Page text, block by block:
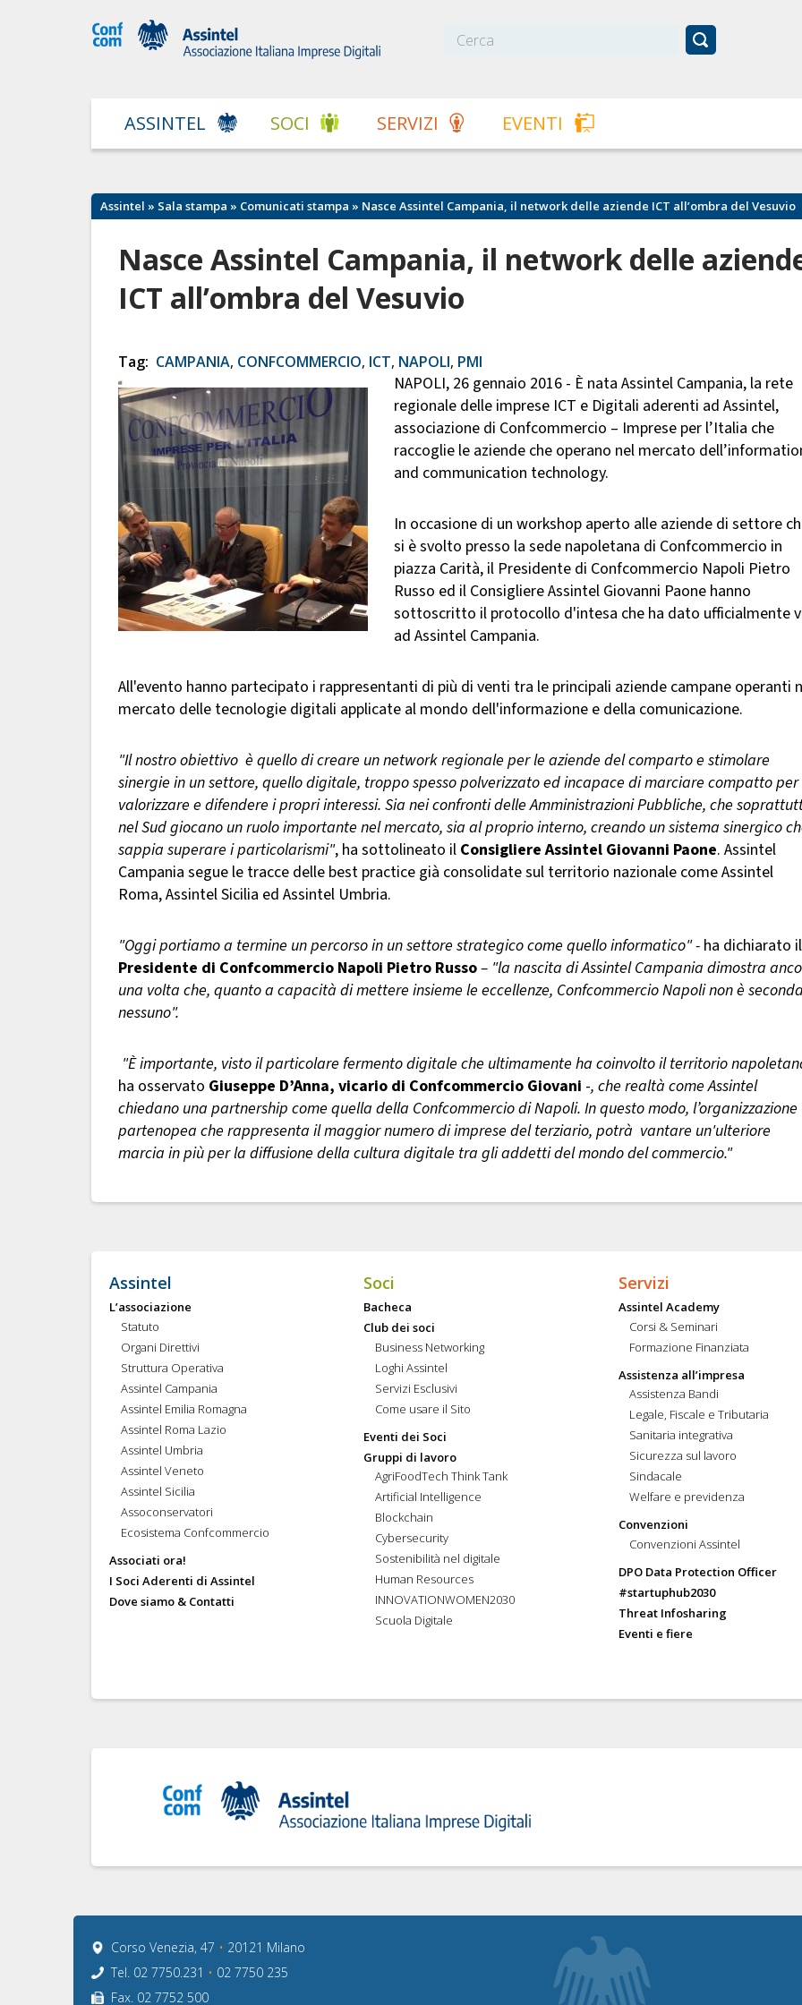
ASSINTEL SOCI SERVIZI EVENTI
Assintel » Sala stampa » Comunicati stampa » Nasce Assintel Campania, il network delle aziende ICT all’ombra del Vesuvio
Nasce Assintel Campania, il network delle
ICT all’ombra del Vesuvio
Tag: CAMPANIA, CONFCOMMERCIO, ICT, NAPOLI, PMI
NAPOLI, 26 gennaio 2016 - È nata Assintel Campania, la rete
regionale delle imprese ICT e Digitali aderenti ad Assintel,
associazione di Confcommercio – Imprese per l’Italia che
raccoglie le aziende che operano nel mercato
and communication technology.
In occasione di un workshop aperto alle aziende di settore
si è svolto presso la sede napoletana di Confcommercio in
piazza Carità, il Presidente di Confcommercio Napoli Pietro
Russo ed il Consigliere Assintel Giovanni Paone hanno
sottoscritto il protocollo d'intesa che ha dato ufficialmente
ad Assintel Campania.
All'evento hanno partecipato i rappresentanti di più di venti tra le principali aziende campane operanti
mercato delle tecnologie digitali applicate al mondo dell'informazione e della comunicazione.
"Il nostro obiettivo è quello di creare un network regionale per le aziende del comparto e stimolare
sinergie in un settore, quello digitale, troppo spesso polverizzato ed incapace di marciare compatto per
valorizzare e difendere i propri interessi. Sia nei confronti delle Amministrazioni Pubbliche, che
nel Sud giocano un ruolo importante nel mercato, sia al proprio interno, creando un sistema sinergico
sappia superare i particolarismi", ha sottolineato il Consigliere Assintel Giovanni Paone. Assintel
Campania segue le tracce delle best practice già consolidate sul territorio nazionale come Assintel
Roma, Assintel Sicilia ed Assintel Umbria.
"Oggi portiamo a termine un percorso in un settore strategico come quello informatico" - ha dichiarato il
Presidente di Confcommercio Napoli Pietro Russo– "la nascita di Assintel Campania dimostra
una volta che, quanto a capacità di mettere insieme le eccellenze, Confcommercio Napoli non è
nessuno".
"È importante, visto il particolare fermento digitale che ultimamente ha coinvolto il territorio
ha osservato Giuseppe D’Anna, vicario di Confcommercio Giovani -, che realtà come Assintel
chiedano una partnership come quella della Confcommercio di Napoli. In questo modo, l’organizzazione
partenopea che rappresenta il maggior numero di imprese del terziario, potrà vantare un'ulteriore
marcia in più per la diffusione della cultura digitale tra gli addetti del mondo del commercio."
Assintel
L’associazione
Statuto
Organi Direttivi
Struttura Operativa
Assintel Campania
Assintel Emilia Romagna
Assintel Roma Lazio
Assintel Umbria
Assintel Veneto
Assintel Sicilia
Assoconservatori
Ecosistema Confcommercio
Associati ora!
I Soci Aderenti di Assintel
Dove siamo & Contatti
Soci
Bacheca
Club dei soci
Business Networking
Loghi Assintel
Servizi Esclusivi
Come usare il Sito
Eventi dei Soci
Gruppi di lavoro
AgriFoodTech Think Tank
Artificial Intelligence
Blockchain
Cybersecurity
Sostenibilità nel digitale
Human Resources
INNOVATIONWOMEN2030
Scuola Digitale
Servizi
Assintel Academy
Corsi & Seminari
Formazione Finanziata
Assistenza all’impresa
Assistenza Bandi
Legale, Fiscale e Tributaria
Sanitaria integrativa
Sicurezza sul lavoro
Sindacale
Welfare e previdenza
Convenzioni
Convenzioni Assintel
DPO Data Protection Officer
#startuphub2030
Threat Infosharing
Eventi e fiere
Corso Venezia, 47 • 20121 Milano
Tel. 02 7750.231 • 02 7750 235
Fax. 02 7752 500